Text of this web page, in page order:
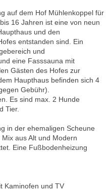
auf dem Hof Mühlenkoppel für
16 Jahren ist eine von neun
und den
entstanden sind. Ein
und
eine Fasssauna mit
Gästen des Hofes zur
Haupthaus befinden sich 4
Gebühr).
Es sind max. 2 Hunde
Tier.
in der ehemaligen Scheune
aus Alt und Modern
Eine Fußbodenheizung
Kaminofen und TV